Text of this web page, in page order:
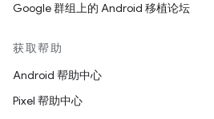
Google 群组上的 Android 移植论坛
获取帮助
Android 帮助中心
Pixel 帮助中心